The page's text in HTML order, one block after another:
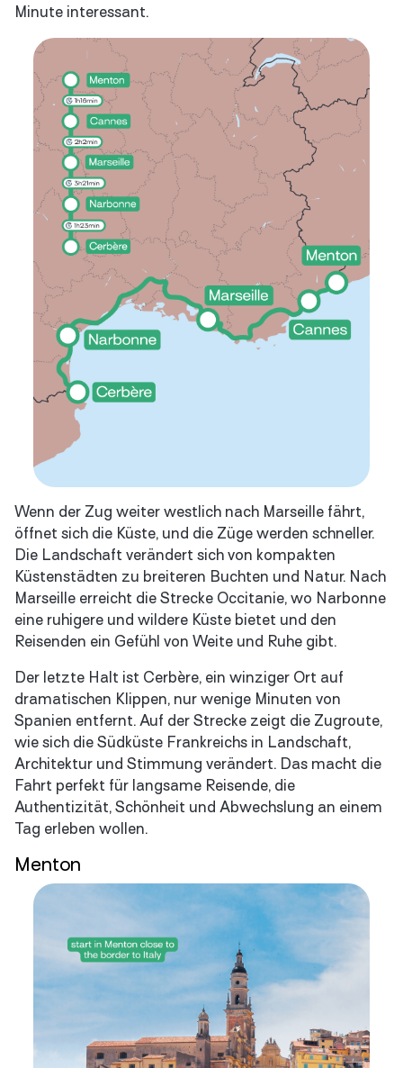
Minute interessant.
Wenn der Zug weiter westlich nach Marseille fährt,
öffnet sich die Küste, und die Züge werden schneller.
Die Landschaft verändert sich von kompakten
Küstenstädten zu breiteren Buchten und Natur. Nach
Marseille erreicht die Strecke Occitanie, wo Narbonne
eine ruhigere und wildere Küste bietet und den
Reisenden ein Gefühl von Weite und Ruhe gibt.
Der letzte Halt ist Cerbère, ein winziger Ort auf
dramatischen Klippen, nur wenige Minuten von
Spanien entfernt. Auf der Strecke zeigt die Zugroute,
wie sich die Südküste Frankreichs in Landschaft,
Architektur und Stimmung verändert. Das macht die
Fahrt perfekt für langsame Reisende, die
Authentizität, Schönheit und Abwechslung an einem
Tag erleben wollen.
Menton